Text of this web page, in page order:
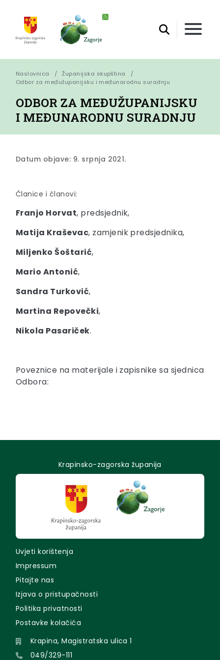
Naslovnica
Županijska skupština
Odbor za međužupanijsku i međunarodnu suradnju
ODBOR ZA MEĐUŽUPANIJSKU
I MEĐUNARODNU SURADNJU
Datum objave: 9. srpnja 2021.
Članice i članovi:
Franjo Horvat, predsjednik,
Matija Kraševac, zamjenik predsjednika,
Miljenko Šoštarić,
Mario Antonić,
Sandra Turković,
Martina Repovečki,
Nikola Pasariček.
Poveznice na materijale i zapisnike sa sjednica
Odbora:
Krapinsko-zagorska županija
Uvjeti korištenja
Impressum
Pitajte nas
Izjava o pristupačnosti
Politika privatnosti
Postavke kolačića
Krapina, Magistratska ulica 1
049/329-111